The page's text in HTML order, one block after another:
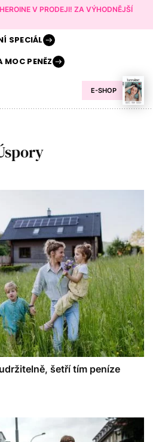
V PRODEJI! ZA VÝHODNĚJŠÍ
E-SHOP
SPECIÁL
MOC PENĚZ
šetří tím peníze